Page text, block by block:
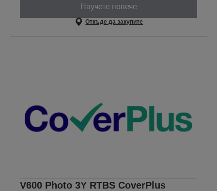
Научете повече
Откъде да закупите
V600 Photo 3Y RTBS CoverPlus